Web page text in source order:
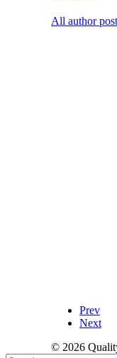
All author
Prev
Next
© 2026